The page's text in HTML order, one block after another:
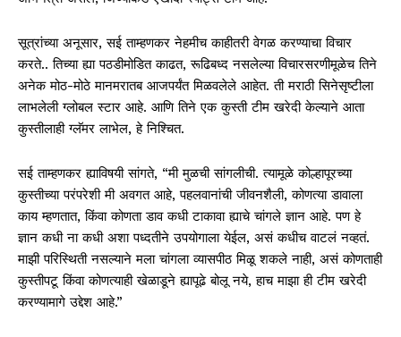
सूत्रांच्या अनूसार, सई ताम्हणकर नेहमीच काहीतरी वेगळ करण्याचा विचार
करते.. तिच्या ह्या पठडीमोडित काढत, रूढिबध्द नसलेल्या विचारसरणीमूळेच तिने
अनेक मोठ-मोठे मानमरातब आजपर्यंत मिळवलेले आहेत. ती मराठी सिनेसृष्टीला
लाभलेली ग्लोबल स्टार आहे. आणि तिने एक कुस्ती टीम खरेदी केल्याने आता
कुस्तीलाही ग्लॅमर लाभेल, हे निश्चित.
सई ताम्हणकर ह्याविषयी सांगते, “मी मुळची सांगलीची. त्यामूळे कोल्हापूरच्या
कुस्तीच्या परंपरेशी मी अवगत आहे, पहलवानांची जीवनशैली, कोणत्या डावाला
काय म्हणतात, किंवा कोणता डाव कधी टाकावा ह्याचे चांगले ज्ञान आहे. पण हे
ज्ञान कधी ना कधी अशा पध्दतीने उपयोगाला येईल, असं कधीच वाटलं नव्हतं.
माझी परिस्थिती नसल्याने मला चांगला व्यासपीठ मिळू शकले नाही, असं कोणताही
कुस्तीपटू किंवा कोणत्याही खेळाडूने ह्यापूढे बोलू नये, हाच माझा ही टीम खरेदी
करण्यामागे उद्देश आहे.”